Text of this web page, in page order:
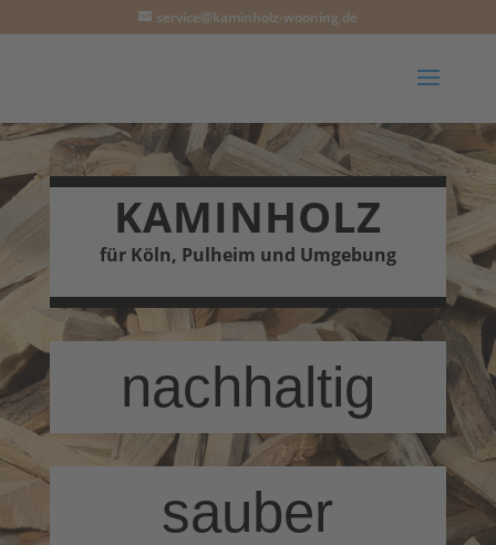
service@kaminholz-wooning.de
KAMINHOLZ
für Köln, Pulheim und Umgebung
nachhaltig
sauber